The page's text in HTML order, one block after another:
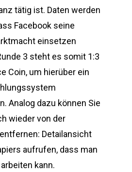
tätig ist. Daten werden
Facebook seine
einsetzen
3 steht es somit 1:3
Coin, um hierüber ein
Analog dazu können Sie
wieder von der
Detailansicht
aufrufen, dass man
kann.